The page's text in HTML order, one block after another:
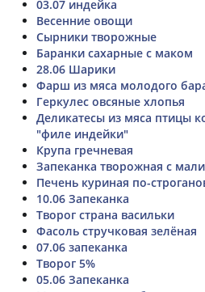
03.07 индейка
Весенние овощи
Сырники творожные
Баранки сахарные с маком
28.06 Шарики
Фарш из мяса молодого
Геркулес овсяные хлопья
Деликатесы из мяса птицы
"филе индейки"
Крупа гречневая
Запеканка творожная с
Печень куриная по-
10.06 Запеканка
Творог страна васильки
Фасоль стручковая зелёная
07.06 запеканка
Творог 5%
05.06 Запеканка